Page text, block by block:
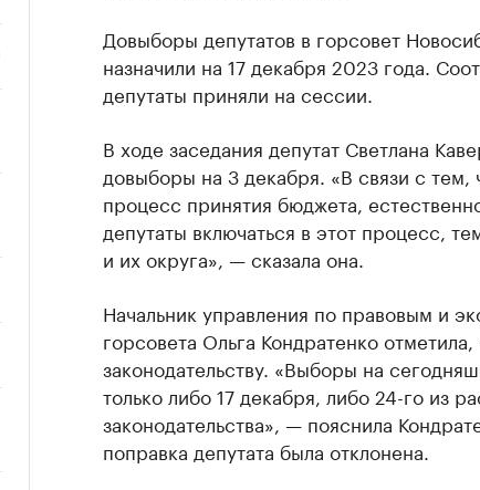
Довыборы депутатов в горсовет
назначили на 17 декабря 2023 года.
депутаты приняли на сессии.
В ходе заседания депутат Светлана
довыборы на 3 декабря. «В связи с тем,
процесс принятия бюджета,
депутаты включаться в этот процесс,
и их округа», — сказала она.
Начальник управления по правовым и
горсовета Ольга Кондратенко
законодательству. «Выборы на
только либо 17 декабря, либо 24-го из
законодательства», — пояснила
поправка депутата была отклонена.